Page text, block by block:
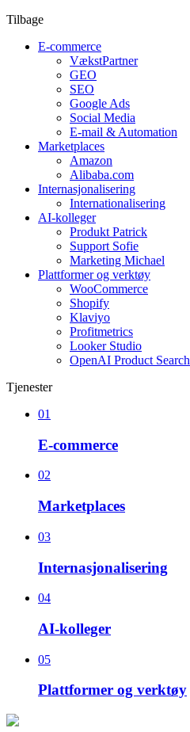
Tilbage
E-commerce
VækstPartner
GEO
SEO
Google Ads
Social Media
E-mail & Automation
Marketplaces
Amazon
Alibaba.com
Internasjonalisering
Internationalisering
AI-kolleger
Produkt Patrick
Support Sofie
Marketing Michael
Plattformer og verktøy
WooCommerce
Shopify
Klaviyo
Profitmetrics
Looker Studio
OpenAI Product Search
Tjenester
01
E-commerce
02
Marketplaces
03
Internasjonalisering
04
AI-kolleger
05
Plattformer og verktøy